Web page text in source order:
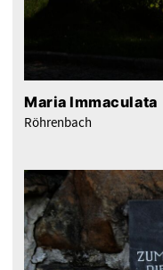
Maria Immaculata
Röhrenbach